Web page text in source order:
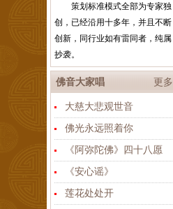
策划标准模式全部为专家独
创，已经沿用十多年，并且不断
创新，同行业如有雷同者，纯属
抄袭。
佛音大家唱 更多
大慈大悲观世音
佛光永远照着你
《阿弥陀佛》四十八愿
《安心谣》
莲花处处开